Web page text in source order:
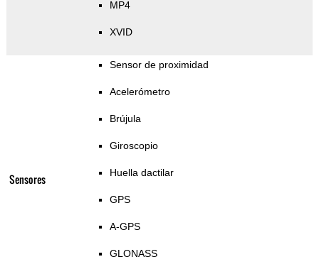
MP4
XVID
Sensores
Sensor de proximidad
Acelerómetro
Brújula
Giroscopio
Huella dactilar
GPS
A-GPS
GLONASS